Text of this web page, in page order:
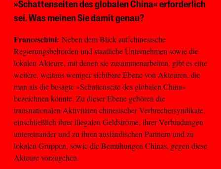
»Schattenseiten des globalen China« erforderlich
sei. Was meinen Sie damit genau?
Franceschini: Neben dem Blick auf chinesische
Regierungsbehörden und staatliche Unternehmen sowie die
lokalen Akteure, mit denen sie zusammenarbeiten, gibt es eine
weitere, weitaus weniger sichtbare Ebene von Akteuren, die
man als die besagte »Schattenseite des globalen China«
bezeichnen könnte. Zu dieser Ebene gehören die
transnationalen Aktivitäten chinesischer Verbrechersyndikate,
einschließlich ihrer illegalen Geldströme, ihrer Verbindungen
untereinander und zu ihren ausländischen Partnern und zu
lokalen Gruppen, sowie die Bemühungen Chinas, gegen diese
Akteure vorzugehen.